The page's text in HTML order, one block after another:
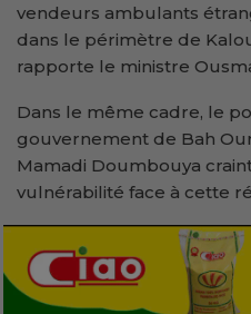
vendeurs ambulants
dans le périmètre de
rapporte le ministre
Dans le même cadre, le
gouvernement de Bah
Mamadi Doumbouya
vulnérabilité face à cette